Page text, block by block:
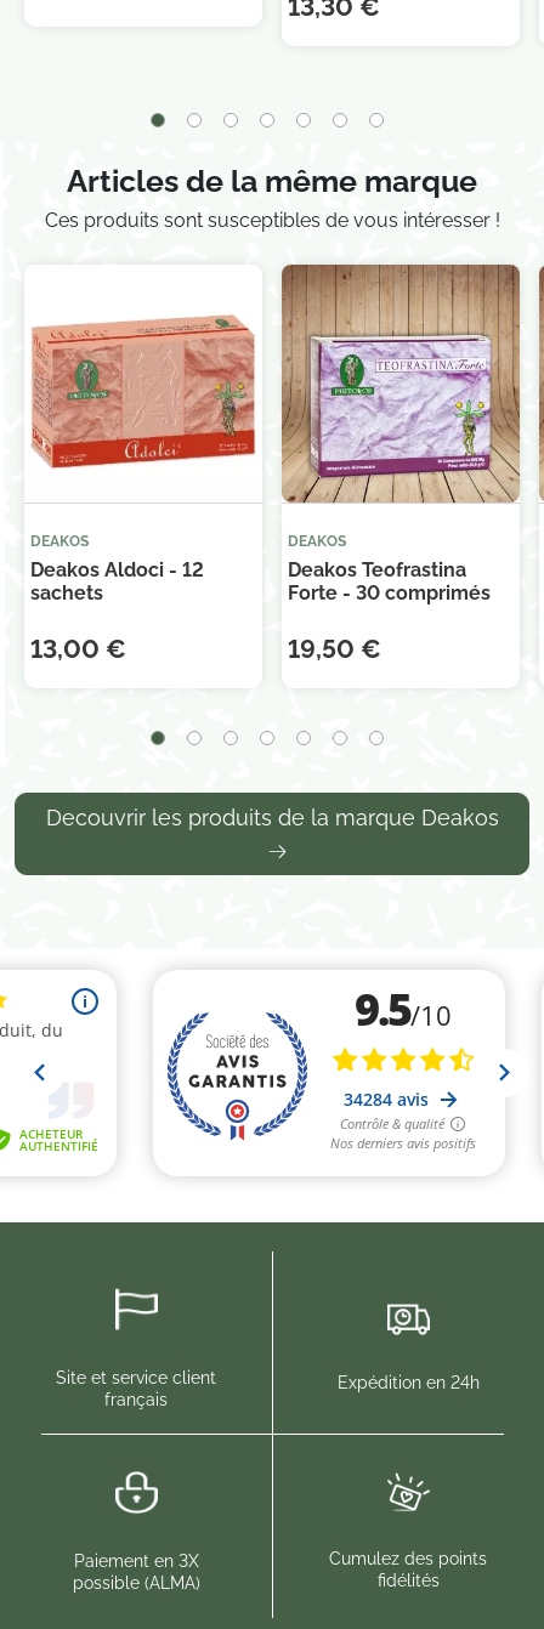
(6
13,30 €
Articles de la même marque
Ces produits sont susceptibles de vous intéresser !
DEAKOS
Deakos Aldoci - 12
sachets
13,00 €
DEAKOS
Deakos Teofrastina
Forte - 30 comprimés
19,50 €
Decouvrir les produits de la marque Deakos
Site et service client
français
Expédition en 24h
Paiement en 3X
possible (ALMA)
Cumulez des points
fidélités
Je consens également à recevoir les offres
promotionnelles. Consultez notre politique de
confidentialité.